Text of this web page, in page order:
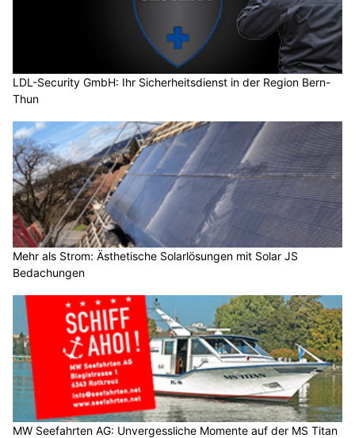
LDL-Security GmbH: Ihr Sicherheitsdienst in der Region Bern-
Thun
Mehr als Strom: Ästhetische Solarlösungen mit Solar JS
Bedachungen
MW Seefahrten AG: Unvergessliche Momente auf der MS Titan